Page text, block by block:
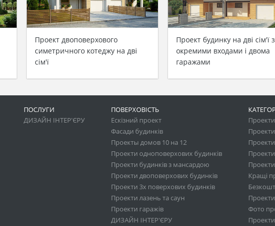
Проект двоповерхового
симетричного котеджу на дві
сім'ї
Проект будинку на дві сім'ї з
окремими входами і двома
гаражами
ПОСЛУГИ
ДИЗАЙН ІНТЕР'ЄРУ
ПОВЕРХОВІСТЬ
Ескізний проект
Фасади будинків
Проекты домов 10 на 12
Проекти одноповерхових будинків
Проекти будинків з мансардою
Проекти двоповерхових будинків
Проекти 3х поверхових будинків
Проекти лазень та саун
Проекти гаражів
ДИЗАЙН ІНТЕР'ЄРУ
Проекти
Проекти
Кращі
Фото